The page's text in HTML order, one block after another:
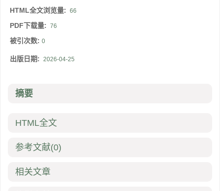
HTML全文浏览量: 66
PDF下载量: 76
被引次数: 0
出版日期: 2026-04-25
摘要
HTML全文
参考文献(0)
相关文章